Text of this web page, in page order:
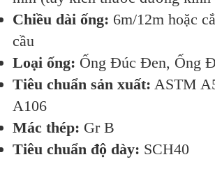
Chiều dài ống: 6m/12m hoặc
cầu
Loại ống: Ống Đúc Đen, Ống
Tiêu chuẩn sản xuất: ASTM
A106
Mác thép: Gr B
Tiêu chuẩn độ dày: SCH40